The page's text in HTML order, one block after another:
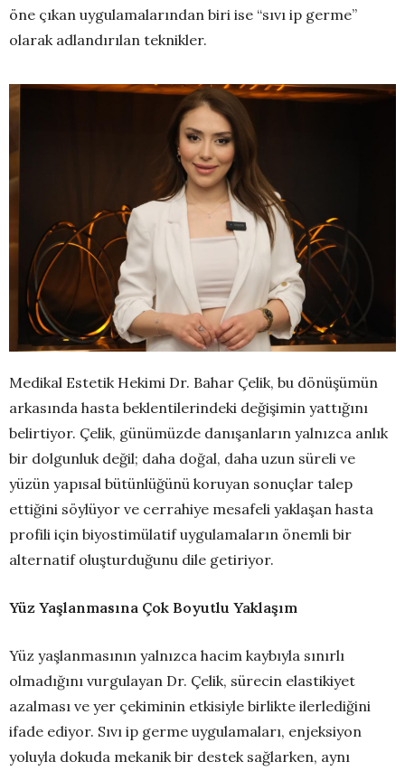
öne çıkan uygulamalarından biri ise “sıvı ip germe”
olarak adlandırılan teknikler.
Medikal Estetik Hekimi Dr. Bahar Çelik, bu dönüşümün
arkasında hasta beklentilerindeki değişimin yattığını
belirtiyor. Çelik, günümüzde danışanların yalnızca anlık
bir dolgunluk değil; daha doğal, daha uzun süreli ve
yüzün yapısal bütünlüğünü koruyan sonuçlar talep
ettiğini söylüyor ve cerrahiye mesafeli yaklaşan hasta
profili için biyostimülatif uygulamaların önemli bir
alternatif oluşturduğunu dile getiriyor.
Yüz Yaşlanmasına Çok Boyutlu Yaklaşım
Yüz yaşlanmasının yalnızca hacim kaybıyla sınırlı
olmadığını vurgulayan Dr. Çelik, sürecin elastikiyet
azalması ve yer çekiminin etkisiyle birlikte ilerlediğini
ifade ediyor. Sıvı ip germe uygulamaları, enjeksiyon
yoluyla dokuda mekanik bir destek sağlarken, aynı